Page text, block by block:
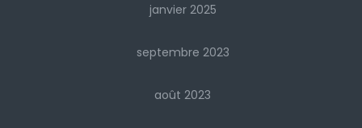
janvier 2025
septembre 2023
août 2023